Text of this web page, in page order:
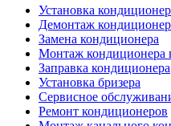
Установка
Демонтаж
Замена кондиционера
Монтаж кондиционера
Заправка кондиционера
Установка бризера
Сервисное
Ремонт кондиционеров